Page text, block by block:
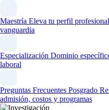
Maestría Eleva tu perfil
vanguardia
Especialización Dominio
laboral
Preguntas Frecuentes Posgrado
admisión, costos y programas